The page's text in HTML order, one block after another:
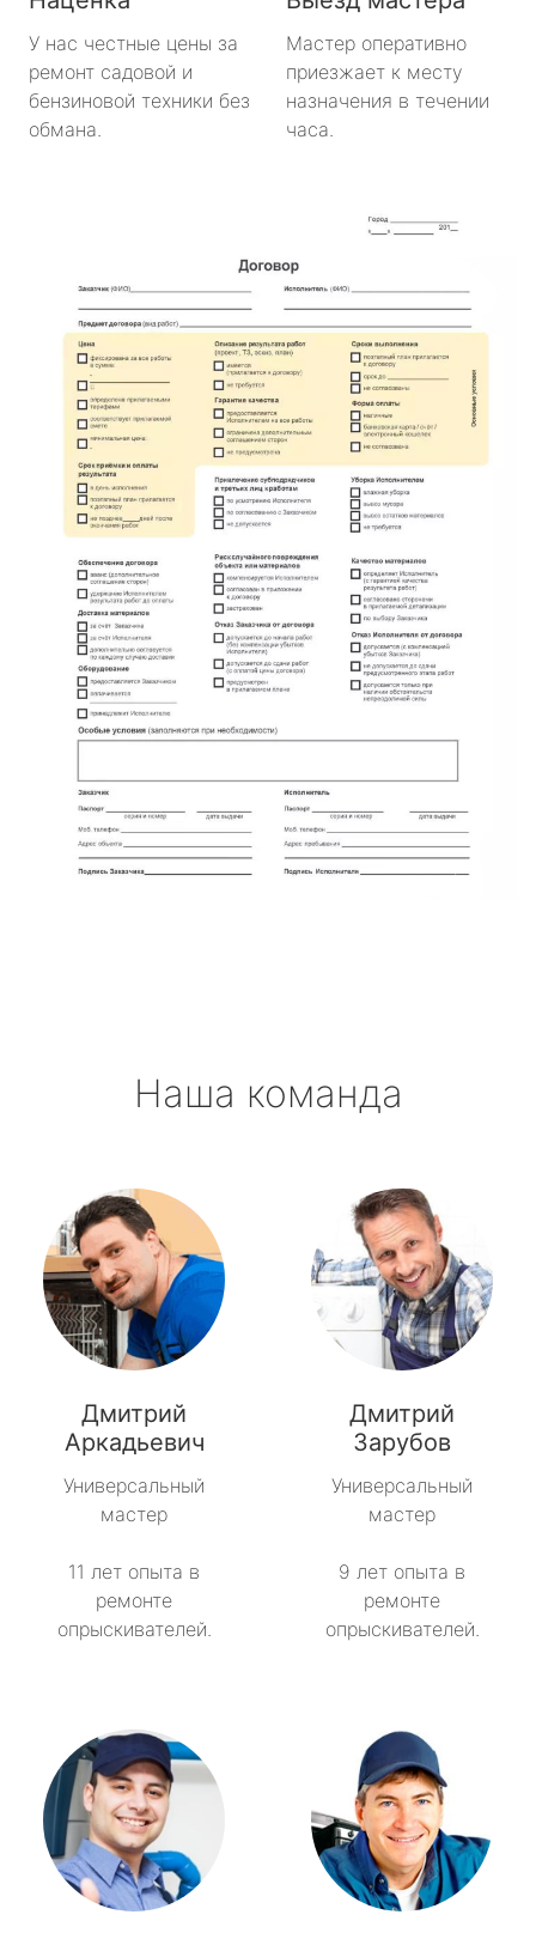
У нас честные цены за
ремонт садовой и
бензиновой техники без
обмана.
Мастер оперативно
приезжает к месту
назначения в течении
часа.
Наша команда
Дмитрий
Аркадьевич
Универсальный
мастер
11 лет опыта в
ремонте
опрыскивателей.
Дмитрий
Зарубов
Универсальный
мастер
9 лет опыта в
ремонте
опрыскивателей.